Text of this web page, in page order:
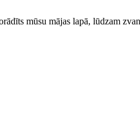
mūsu mājas lapā, lūdzam